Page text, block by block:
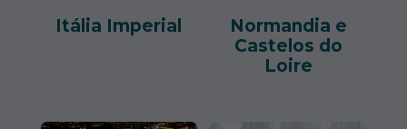
Itália Imperial
Normandia e
Castelos do
Loire